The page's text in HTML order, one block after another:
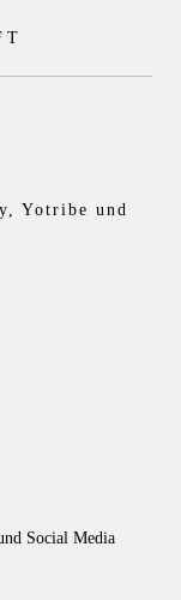
Yotribe und
Social Media